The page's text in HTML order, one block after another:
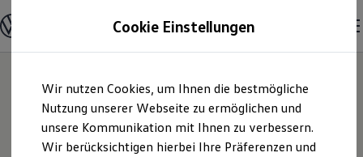
Hauptinhalt
springen
Footer
springen
Modelle und Konfigurator
Konfigurator
Modelle vergleichen
Elektroautos
ENERGY Sondermodelle
Nutzfahrzeuge
SUV und CUV
Familienautos
Autohaus Am
Cookie Einstellungen
Wir nutzen Cookies, um Ihnen die bestmögliche
Nutzung unserer Webseite zu ermöglichen und
unsere Kommunikation mit Ihnen zu verbessern.
Wir berücksichtigen hierbei Ihre Präferenzen und